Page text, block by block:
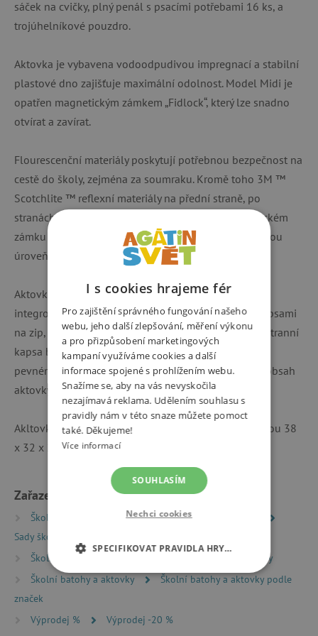
sáček na cvičky, plný penál s psacími potřebami 16 ks, a
trojúhelníkové pouzdro.
Aktovka je vybavena vodoodpudivou impregnací a stabilní
plastové dno zajišťuje maximální odolnost. Model Midi je
opatřen magnetickým zámkem „Fidlock“, který lze snadno
otvírat a zavírat.
Flourescenční materiály poskytují potřebnou bezpečnost na
cestě do školy, zejména za soumraku. Kromě toho 3M ™
Scotchlite ™ reflexní materiály na přední straně, po
stranách a ramenních popruzích, odrazka v magnetickém
zámku Fidlock® a popruhy s reflexní nití zajistí vysokou
úroveň viditelnosti ve tmě a za soumraku.
Aktovka disponuje 1 prostornou vnitřní kapsou s
integrovaným prostorem pro knihy, 2 postranními kapsami
na zip, 1 přední kapsou a 1 malou kapsou na zip. Postranní
kapsa bez problémů pojme 0,5 l lahev na pití. Díky
pevnému dnu aktovka dobře stojí, navíc dno chrání obsah
aktovky před vlhkostí.
Akltovka váží 1,1 kg, její objem je 16 l. Její rozměry jsou 38
x 32 x 22 cm (výška, šířka, hloubka).
Zařazeno v kategoriích
Školní batohy a aktovky
Sady batohů a aktovek
Sady školních aktovek a batohů pro 1.–2. třídu
Školní batohy a aktovky
Školní potřeby a pomůcky
Školní batohy a aktovky
Školní batohy a aktovky podle
značek
Výprodej %
Výprodej -20 %
I s cookies hrajeme fér
Pro zajištění správného fungování našeho
webu, jeho další zlepšování, měření výkonu
a pro přizpůsobení marketingových
kampaní využíváme cookies a další
informace spojené s prohlížením webu.
Snažíme se, aby na vás nevyskočila
nezajímavá reklama. Udělením souhlasu s
pravidly nám v této snaze můžete pomoct
také. Děkujeme!
Více informací
SOUHLASÍM
Nechci cookies
SPECIFIKOVAT PRAVIDLA HRY…
NEZBYTNĚ NUTNÉ COOKIES